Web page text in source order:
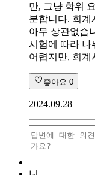
만, 그냥 학위
분합니다. 회계
아무 상관없습
시험에 따라 나
어렵지만, 회계
좋아요 0
2024.09.28